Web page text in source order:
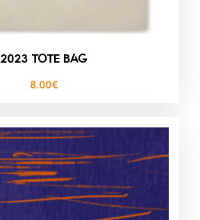
2023 TOTE BAG
8.00€